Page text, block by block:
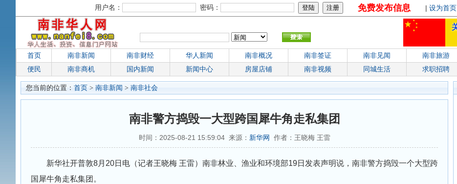
用户名： 密码： 免费发布信息 | 设为首页
首页 南非新闻 南非财经 华人新闻 南非概况 南非签证 南非见闻 南非旅游
便民
南非商机 国内新闻 新闻中心 房屋店铺 南非视频 同城生活 求职招聘
您当前的位置： 首页 > 南非新闻 > 南非社会
南非警方捣毁一大型跨国犀牛角走私集团
时间：2025-08-21 15:59:04 来源： 新华网 作者：王晓梅 王雷
新华社开普敦8月20日电（记者王晓梅 王雷）南非林业、渔业和环境部19日发表声明说，南非警方捣毁一个大型跨
国犀牛角走私集团。